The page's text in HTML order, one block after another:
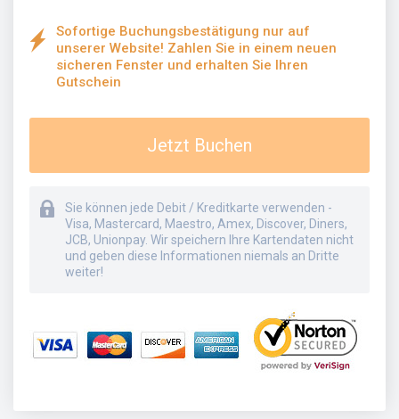
Sofortige Buchungsbestätigung nur auf
unserer Website! Zahlen Sie in einem neuen
sicheren Fenster und erhalten Sie Ihren
Gutschein
Jetzt Buchen
Sie können jede Debit / Kreditkarte verwenden -
Visa, Mastercard, Maestro, Amex, Discover, Diners,
JCB, Unionpay. Wir speichern Ihre Kartendaten nicht
und geben diese Informationen niemals an Dritte
weiter!